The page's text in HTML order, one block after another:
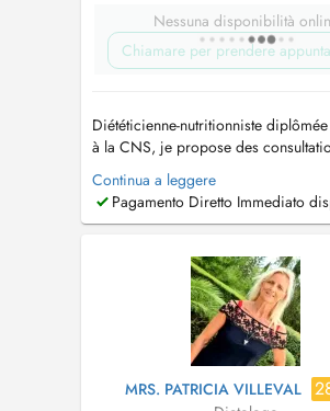
Nessuna disponibilità
Chiamare per prendere
Diététicienne-nutritionniste
à la CNS, je propose des
nutritionnelles personnalisées à
Ville, Ettelbruck et Insenborn, ainsi
téléconsultation pour le suivi. Forte
tout âges, adolescents, adult...
Continua a leggere
Pagamento Diretto Immediato
MRS. PATRICIA VILLEVAL